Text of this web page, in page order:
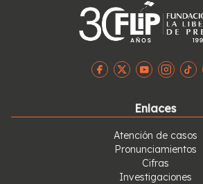
Enlaces
Atención de casos
Pronunciamientos
Cifras
Investigaciones